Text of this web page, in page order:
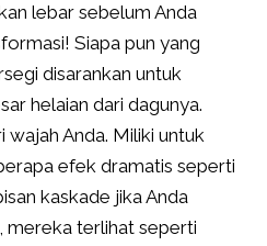
lebar sebelum Anda
Siapa pun yang
disarankan untuk
helaian dari dagunya.
wajah Anda. Miliki untuk
efek dramatis seperti
kaskade jika Anda
mereka terlihat seperti